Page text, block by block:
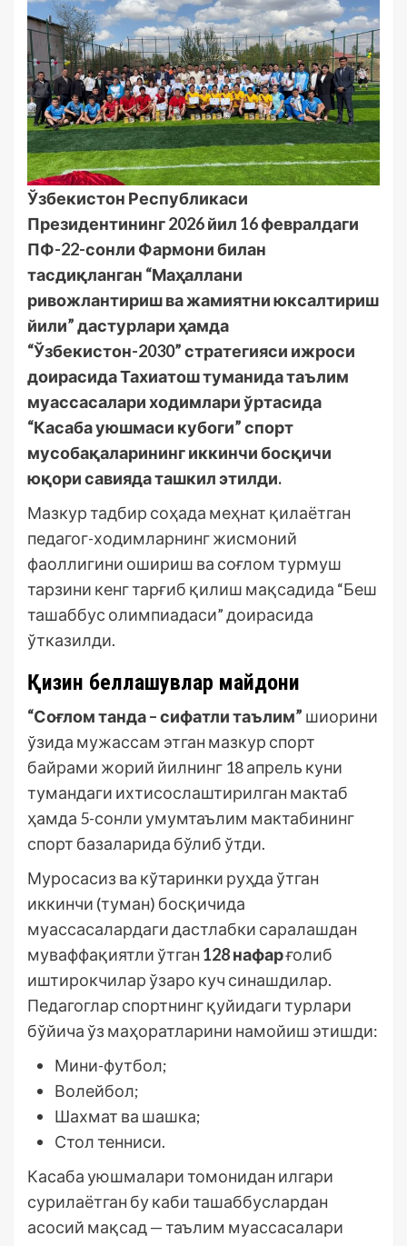
Ўзбекистон Республикаси
Президентининг 2026 йил 16 февралдаги
ПФ-22-сонли Фармони билан
тасдиқланган “Маҳаллани
ривожлантириш ва жамиятни юксалтириш
йили” дастурлари ҳамда
“Ўзбекистон-2030” стратегияси ижроси
доирасида Тахиатош туманида таълим
муассасалари ходимлари ўртасида
“Касаба уюшмаси кубоги” спорт
мусобақаларининг иккинчи босқичи
юқори савияда ташкил этилди.
Мазкур тадбир соҳада меҳнат қилаётган
педагог-ходимларнинг жисмоний
фаоллигини ошириш ва соғлом турмуш
тарзини кенг тарғиб қилиш мақсадида “Беш
ташаббус олимпиадаси” доирасида
ўтказилди.
Қизғин беллашувлар майдони
“Соғлом танда – сифатли таълим” шиорини
ўзида мужассам этган мазкур спорт
байрами жорий йилнинг 18 апрель куни
тумандаги ихтисослаштирилган мактаб
ҳамда 5-сонли умумтаълим мактабининг
спорт базаларида бўлиб ўтди.
Муросасиз ва кўтаринки руҳда ўтган
иккинчи (туман) босқичида
муассасалардаги дастлабки саралашдан
муваффақиятли ўтган 128 нафарғолиб
иштирокчилар ўзаро куч синашдилар.
Педагоглар спортнинг қуйидаги турлари
бўйича ўз маҳоратларини намойиш этишди:
Мини-футбол;
Волейбол;
Шахмат ва шашка;
Стол тенниси.
Касаба уюшмалари томонидан илгари
сурилаётган бу каби ташаббуслардан
асосий мақсад — таълим муассасалари